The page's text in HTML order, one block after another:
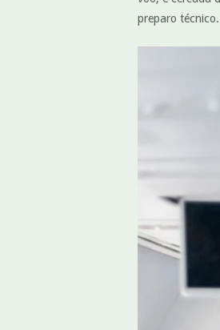
preparo técnico.